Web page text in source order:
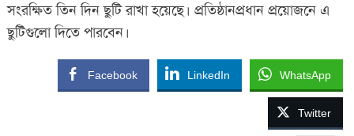
সংরক্ষিত তিন দিন ছুটি রাখা হয়েছে। প্রতিষ্ঠানপ্রধান প্রয়োজনে এ
ছুটিগুলো দিতে পারবেন।
Facebook LinkedIn WhatsApp
Twitter